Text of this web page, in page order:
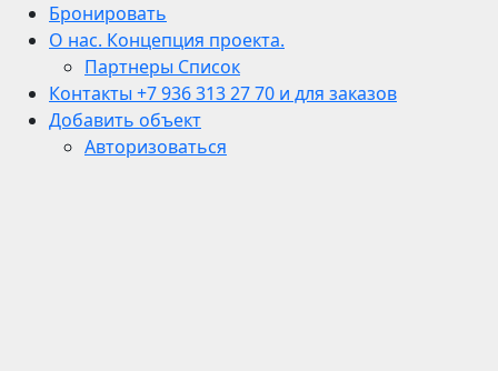
Бронировать
О нас. Концепция проекта.
Партнеры Список
Контакты +7 936 313 27 70 и для заказов
Добавить объект
Авторизоваться